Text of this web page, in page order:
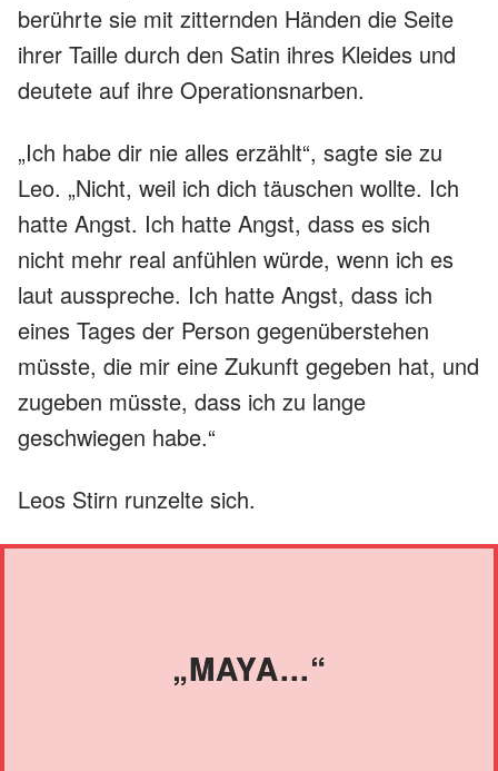
berührte sie mit zitternden Händen die Seite
ihrer Taille durch den Satin ihres Kleides und
deutete auf ihre Operationsnarben.
„Ich habe dir nie alles erzählt“, sagte sie zu
Leo. „Nicht, weil ich dich täuschen wollte. Ich
hatte Angst. Ich hatte Angst, dass es sich
nicht mehr real anfühlen würde, wenn ich es
laut ausspreche. Ich hatte Angst, dass ich
eines Tages der Person gegenüberstehen
müsste, die mir eine Zukunft gegeben hat, und
zugeben müsste, dass ich zu lange
geschwiegen habe.“
Leos Stirn runzelte sich.
„MAYA...“